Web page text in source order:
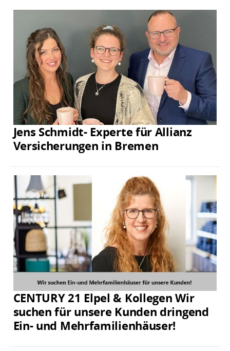
Jens Schmidt- Experte für Allianz
Versicherungen in Bremen
CENTURY 21 Elpel & Kollegen Wir
suchen für unsere Kunden dringend
Ein- und Mehrfamilienhäuser!